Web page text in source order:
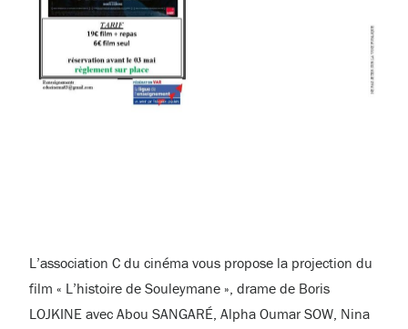
L’association C du cinéma vous propose la projection du
film « L’histoire de Souleymane », drame de Boris
LOJKINE avec Abou SANGARÉ, Alpha Oumar SOW, Nina